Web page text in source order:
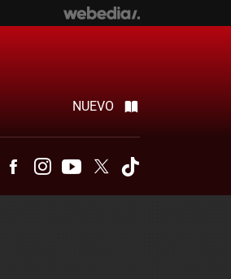
NUEVO
TelegramFacebookInstagramYoutubeTwitter